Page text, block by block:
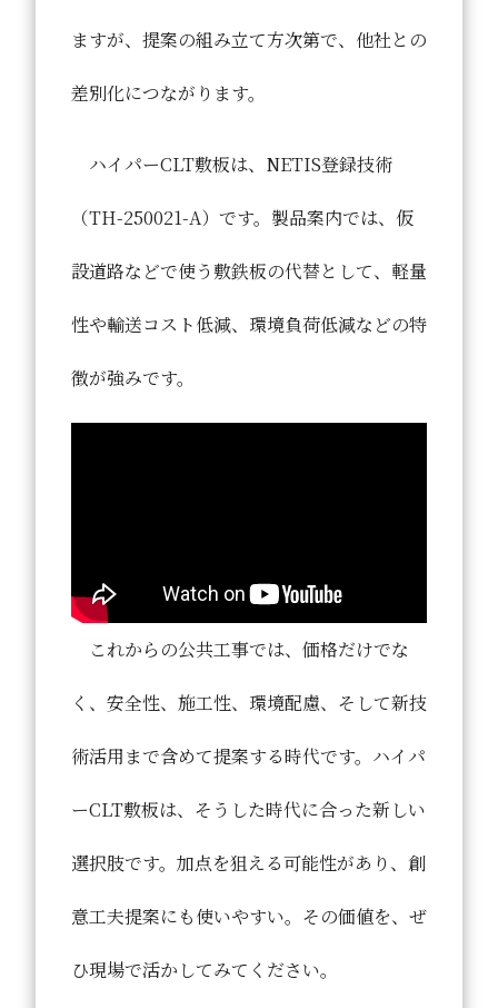
ますが、提案の組み立て方次第で、他社との
差別化につながります。
ハイパーCLT敷板は、NETIS登録技術
（TH-250021-A）です。製品案内では、仮
設道路などで使う敷鉄板の代替として、軽量
性や輸送コスト低減、環境負荷低減などの特
徴が強みです。
これからの公共工事では、価格だけでな
く、安全性、施工性、環境配慮、そして新技
術活用まで含めて提案する時代です。ハイパ
ーCLT敷板は、そうした時代に合った新しい
選択肢です。加点を狙える可能性があり、創
意工夫提案にも使いやすい。その価値を、ぜ
ひ現場で活かしてみてください。